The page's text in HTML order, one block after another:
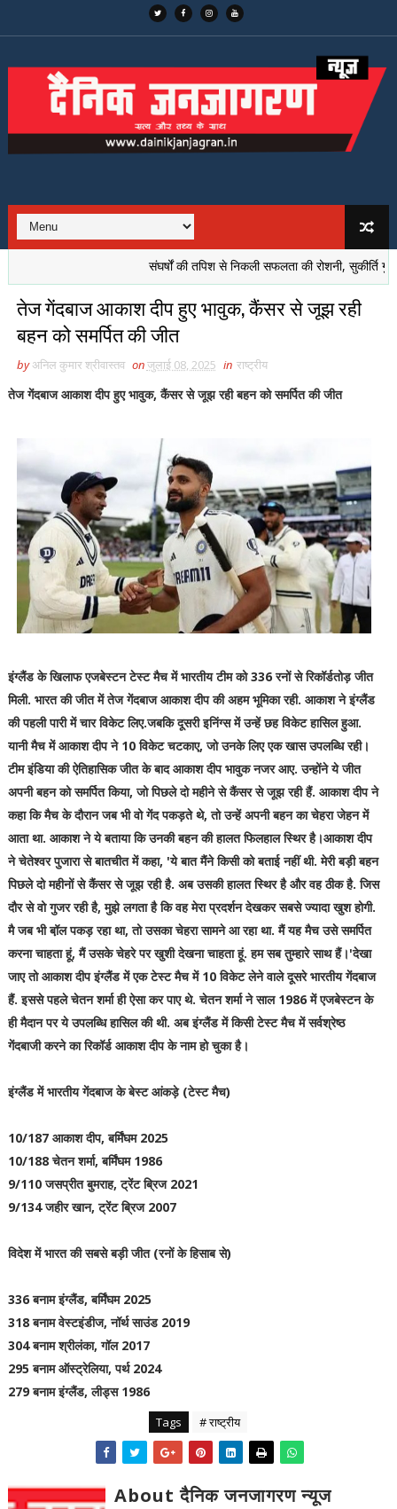
संघर्षों की तपिश से निकली सफलता की रोशनी, सुकीर्ति गुप्ता की
तेज गेंदबाज आकाश दीप हुए भावुक, कैंसर से जूझ रही
बहन को समर्पित की जीत
byअनिल कुमार श्रीवास्तव onजुलाई 08, 2025 in राष्ट्रीय
तेज गेंदबाज आकाश दीप हुए भावुक, कैंसर से जूझ रही बहन को समर्पित की जीत
इंग्लैंड के खिलाफ एजबेस्टन टेस्ट मैच में भारतीय टीम को 336 रनों से रिकॉर्डतोड़ जीत
मिली. भारत की जीत में तेज गेंदबाज आकाश दीप की अहम भूमिका रही. आकाश ने इंग्लैंड
की पहली पारी में चार विकेट लिए.जबकि दूसरी इनिंग्स में उन्हें छह विकेट हासिल हुआ.
यानी मैच में आकाश दीप ने 10 विकेट चटकाए, जो उनके लिए एक खास उपलब्धि रही।
टीम इंडिया की ऐतिहासिक जीत के बाद आकाश दीप भावुक नजर आए. उन्होंने ये जीत
अपनी बहन को समर्पित किया, जो पिछले दो महीने से कैंसर से जूझ रही हैं. आकाश दीप ने
कहा कि मैच के दौरान जब भी वो गेंद पकड़ते थे, तो उन्हें अपनी बहन का चेहरा जेहन में
आता था. आकाश ने ये बताया कि उनकी बहन की हालत फिलहाल स्थिर है।आकाश दीप
ने चेतेश्वर पुजारा से बातचीत में कहा, 'ये बात मैंने किसी को बताई नहीं थी. मेरी बड़ी बहन
पिछले दो महीनों से कैंसर से जूझ रही है. अब उसकी हालत स्थिर है और वह ठीक है. जिस
दौर से वो गुजर रही है, मुझे लगता है कि वह मेरा प्रदर्शन देखकर सबसे ज्यादा खुश होगी.
मै जब भी बॉ़ल पकड़ रहा था, तो उसका चेहरा सामने आ रहा था. मैं यह मैच उसे समर्पित
करना चाहता हूं, मैं उसके चेहरे पर खुशी देखना चाहता हूं. हम सब तुम्हारे साथ हैं।'देखा
जाए तो आकाश दीप इंग्लैंड में एक टेस्ट मैच में 10 विकेट लेने वाले दूसरे भारतीय गेंदबाज
हैं. इससे पहले चेतन शर्मा ही ऐसा कर पाए थे. चेतन शर्मा ने साल 1986 में एजबेस्टन के
ही मैदान पर ये उपलब्धि हासिल की थी. अब इंग्लैंड में किसी टेस्ट मैच में सर्वश्रेष्ठ
गेंदबाजी करने का रिकॉर्ड आकाश दीप के नाम हो चुका है।
इंग्लैंड में भारतीय गेंदबाज के बेस्ट आंकड़े (टेस्ट मैच)
10/187 आकाश दीप, बर्मिंघम 2025
10/188 चेतन शर्मा, बर्मिंघम 1986
9/110 जसप्रीत बुमराह, ट्रेंट ब्रिज 2021
9/134 जहीर खान, ट्रेंट ब्रिज 2007
विदेश में भारत की सबसे बड़ी जीत (रनों के हिसाब से)
336 बनाम इंग्लैंड, बर्मिंघम 2025
318 बनाम वेस्टइंडीज, नॉर्थ साउंड 2019
304 बनाम श्रीलंका, गॉल 2017
295 बनाम ऑस्ट्रेलिया, पर्थ 2024
279 बनाम इंग्लैंड, लीड्स 1986
Tags # राष्ट्रीय
About दैनिक जनजागरण न्यूज